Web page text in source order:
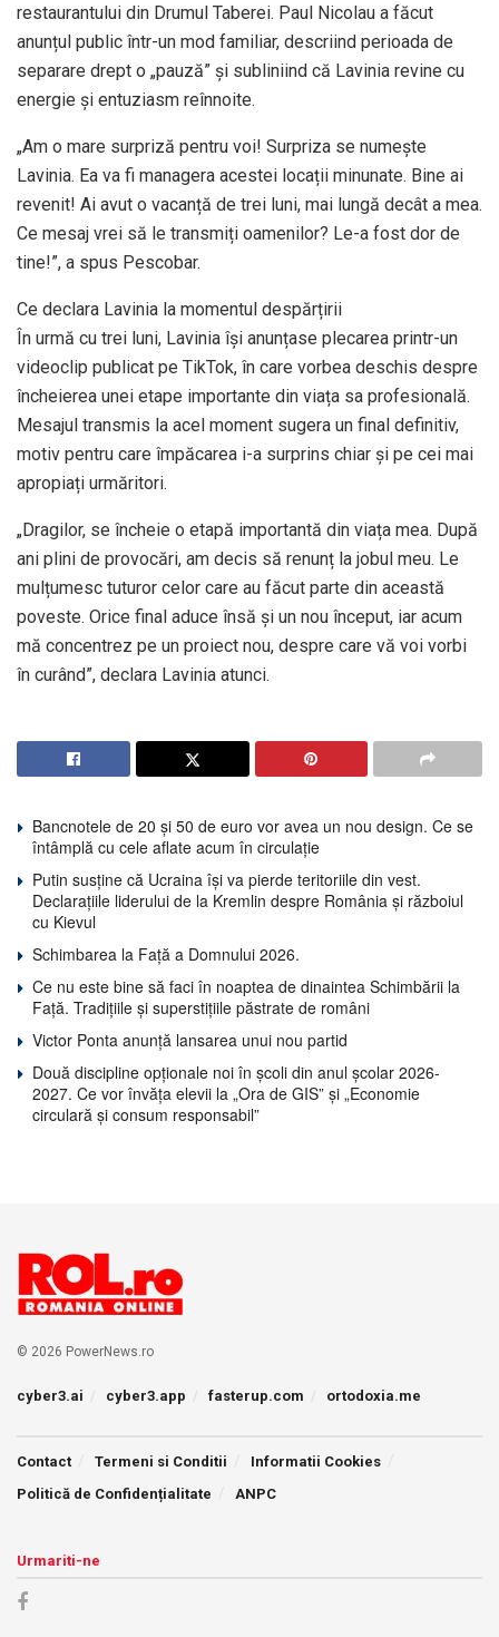
restaurantului din Drumul Taberei. Paul Nicolau a făcut
anunțul public într-un mod familiar, descriind perioada de
separare drept o „pauză” și subliniind că Lavinia revine cu
energie și entuziasm reînnoite.
„Am o mare surpriză pentru voi! Surpriza se numește
Lavinia. Ea va fi managera acestei locații minunate. Bine ai
revenit! Ai avut o vacanță de trei luni, mai lungă decât a mea.
Ce mesaj vrei să le transmiți oamenilor? Le-a fost dor de
tine!”, a spus Pescobar.
Ce declara Lavinia la momentul despărțirii
În urmă cu trei luni, Lavinia își anunțase plecarea printr-un
videoclip publicat pe TikTok, în care vorbea deschis despre
încheierea unei etape importante din viața sa profesională.
Mesajul transmis la acel moment sugera un final definitiv,
motiv pentru care împăcarea i-a surprins chiar și pe cei mai
apropiați urmăritori.
„Dragilor, se încheie o etapă importantă din viața mea. După
ani plini de provocări, am decis să renunț la jobul meu. Le
mulțumesc tuturor celor care au făcut parte din această
poveste. Orice final aduce însă și un nou început, iar acum
mă concentrez pe un proiect nou, despre care vă voi vorbi
în curând”, declara Lavinia atunci.
Bancnotele de 20 și 50 de euro vor avea un nou design. Ce se
întâmplă cu cele aflate acum în circulație
Putin susține că Ucraina își va pierde teritoriile din vest.
Declarațiile liderului de la Kremlin despre România și războiul
cu Kievul
Schimbarea la Față a Domnului 2026.
Ce nu este bine să faci în noaptea de dinaintea Schimbării la
Față. Tradițiile și superstițiile păstrate de români
Victor Ponta anunță lansarea unui nou partid
Două discipline opționale noi în școli din anul școlar 2026-
2027. Ce vor învăța elevii la „Ora de GIS” și „Economie
circulară și consum responsabil”
© 2026 PowerNews.ro
cyber3.ai cyber3.app fasterup.com ortodoxia.me
Contact Termeni si Conditii
Informatii Cookies
Politică de Confidențialitate
ANPC
Urmariti-ne